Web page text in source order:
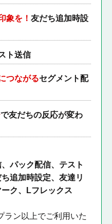
象を！ 友だち追加時設
ト送信
つながるセグメント配
で友だちの反応が変わ
パック配信、テスト
追加時設定、友達リ
ク、Lフレックス
ラン以上でご利用いた